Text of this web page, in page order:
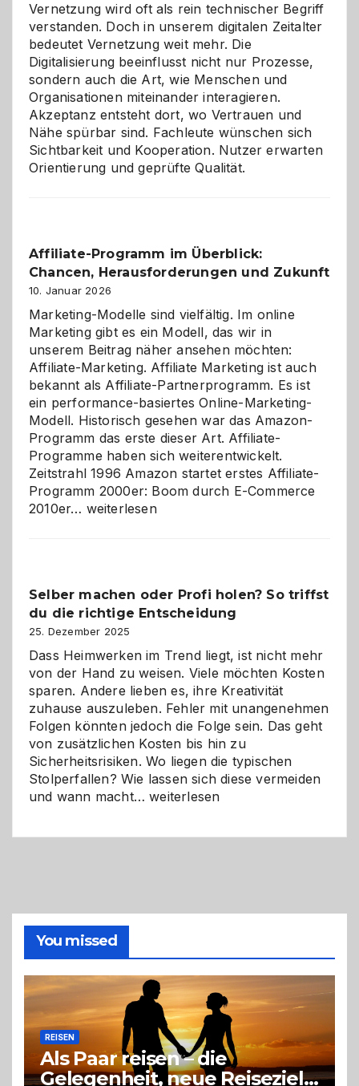
Vernetzung wird oft als rein technischer Begriff
verstanden. Doch in unserem digitalen Zeitalter
bedeutet Vernetzung weit mehr. Die
Digitalisierung beeinflusst nicht nur Prozesse,
sondern auch die Art, wie Menschen und
Organisationen miteinander interagieren.
Akzeptanz entsteht dort, wo Vertrauen und
Nähe spürbar sind. Fachleute wünschen sich
Sichtbarkeit und Kooperation. Nutzer erwarten
Orientierung und geprüfte Qualität.
Affiliate-Programm im Überblick:
Chancen, Herausforderungen und Zukunft
10. Januar 2026
Marketing-Modelle sind vielfältig. Im online
Marketing gibt es ein Modell, das wir in
unserem Beitrag näher ansehen möchten:
Affiliate-Marketing. Affiliate Marketing ist auch
bekannt als Affiliate-Partnerprogramm. Es ist
ein performance-basiertes Online-Marketing-
Modell. Historisch gesehen war das Amazon-
Programm das erste dieser Art. Affiliate-
Programme haben sich weiterentwickelt.
Zeitstrahl 1996 Amazon startet erstes Affiliate-
Programm 2000er: Boom durch E-Commerce
2010er… Affiliate-
Herausforderungen
und
Zukunft
weiterlesen
Selber machen oder Profi holen? So triffst
du die richtige Entscheidung
25. Dezember 2025
Dass Heimwerken im Trend liegt, ist nicht mehr
von der Hand zu weisen. Viele möchten Kosten
sparen. Andere lieben es, ihre Kreativität
zuhause auszuleben. Fehler mit unangenehmen
Folgen könnten jedoch die Folge sein. Das geht
von zusätzlichen Kosten bis hin zu
Sicherheitsrisiken. Wo liegen die typischen
Stolperfallen? Wie lassen sich diese vermeiden
und wann macht…Selber
richtige
Entscheidung
weiterlesen
You missed
REISEN
Als Paar reisen – die
Gelegenheit, neue Reiseziele